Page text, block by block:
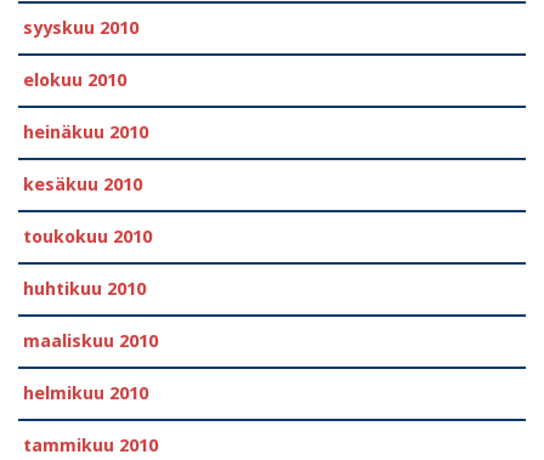
syyskuu 2010
elokuu 2010
heinäkuu 2010
kesäkuu 2010
toukokuu 2010
huhtikuu 2010
maaliskuu 2010
helmikuu 2010
tammikuu 2010